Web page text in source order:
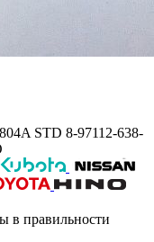
STD 8-97112-638-
в правильности